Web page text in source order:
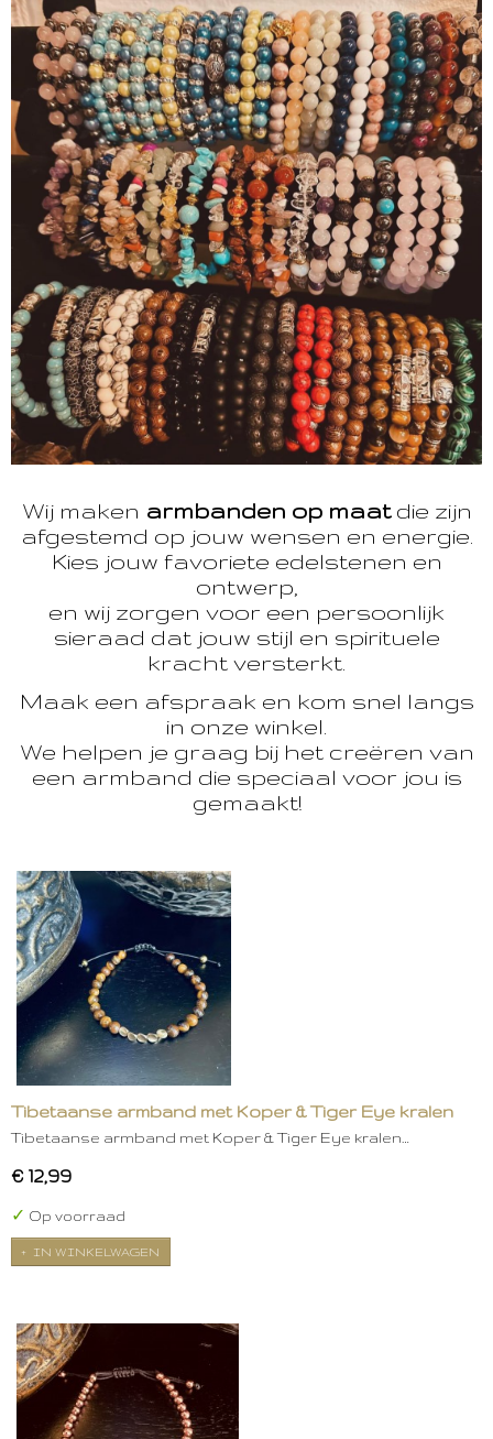
Wij maken armbanden op maatdie zijn
afgestemd op jouw wensen en energie.
Kies jouw favoriete edelstenen en
ontwerp,
en wij zorgen voor een persoonlijk
sieraad dat jouw stijl en spirituele
kracht versterkt.
Maak een afspraak en kom snel langs
in onze winkel.
We helpen je graag bij het creëren van
een armband die speciaal voor jou is
gemaakt!
Tibetaanse armband met Koper & Tiger Eye kralen
Tibetaanse armband met Koper & Tiger Eye kralen…
€ 12,99
✓ Op voorraad
IN WINKELWAGEN